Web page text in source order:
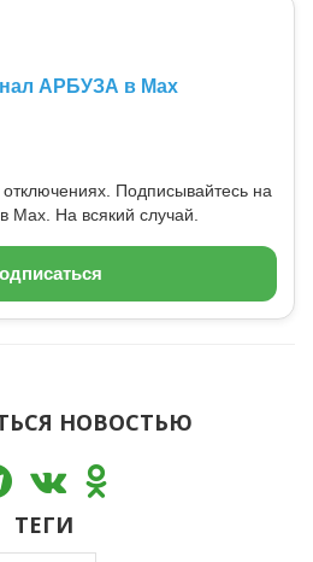
АРБУЗА в Max
Подписывайтесь на
Max. На всякий случай.
НОВОСТЬЮ
ТЕГИ